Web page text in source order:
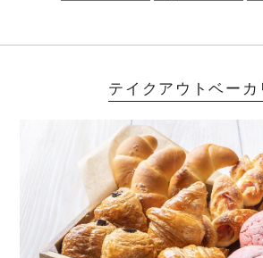
テイクアウトベーカ